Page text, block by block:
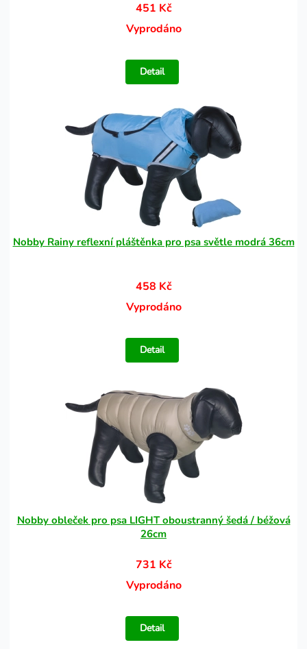
451 Kč
Vyprodáno
Detail
Nobby Rainy reflexní pláštěnka pro psa světle modrá 36cm
458 Kč
Vyprodáno
Detail
Nobby obleček pro psa LIGHT oboustranný šedá / béžová
26cm
731 Kč
Vyprodáno
Detail